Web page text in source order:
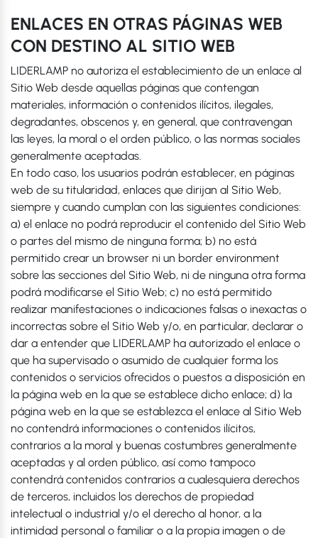
ENLACES EN OTRAS PÁGINAS WEB
CON DESTINO AL SITIO WEB
LIDERLAMP no autoriza el establecimiento de un enlace al
Sitio Web desde aquellas páginas que contengan
materiales, información o contenidos ilícitos, ilegales,
degradantes, obscenos y, en general, que contravengan
las leyes, la moral o el orden público, o las normas sociales
generalmente aceptadas.
En todo caso, los usuarios podrán establecer, en páginas
web de su titularidad, enlaces que dirijan al Sitio Web,
siempre y cuando cumplan con las siguientes condiciones:
a) el enlace no podrá reproducir el contenido del Sitio Web
o partes del mismo de ninguna forma; b) no está
permitido crear un browser ni un border environment
sobre las secciones del Sitio Web, ni de ninguna otra forma
podrá modificarse el Sitio Web; c) no está permitido
realizar manifestaciones o indicaciones falsas o inexactas o
incorrectas sobre el Sitio Web y/o, en particular, declarar o
dar a entender que LIDERLAMP ha autorizado el enlace o
que ha supervisado o asumido de cualquier forma los
contenidos o servicios ofrecidos o puestos a disposición en
la página web en la que se establece dicho enlace; d) la
página web en la que se establezca el enlace al Sitio Web
no contendrá informaciones o contenidos ilícitos,
contrarios a la moral y buenas costumbres generalmente
aceptadas y al orden público, así como tampoco
contendrá contenidos contrarios a cualesquiera derechos
de terceros, incluidos los derechos de propiedad
intelectual o industrial y/o el derecho al honor, a la
intimidad personal o familiar o a la propia imagen o de